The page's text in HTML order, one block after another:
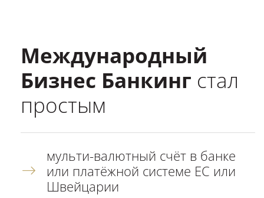
Международный
Бизнес Банкинг стал
простым
мульти-валютный счёт в банке
или платёжной системе ЕС или
Швейцарии